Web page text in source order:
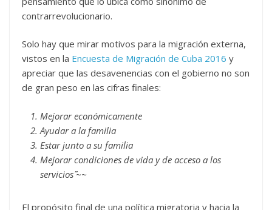
contrarrevolucionario.
Solo hay que mirar motivos para la migración externa,
vistos en la Encuesta de Migración de Cuba 2016 y
apreciar que las desavenencias con el gobierno no son
de gran peso en las cifras finales:
Mejorar económicamente
Ayudar a la familia
Estar junto a su familia
Mejorar condiciones de vida y de acceso a los
servicios ᷉᷉~~
El propósito final de una política migratoria y hacia la